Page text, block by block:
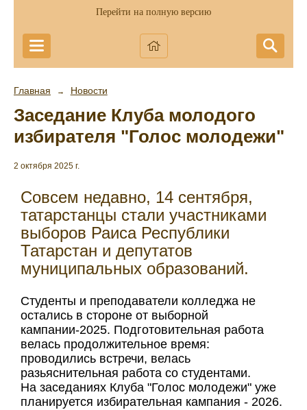
Перейти на полную версию
Главная → Новости
Заседание Клуба молодого
избирателя "Голос молодежи"
2 октября 2025 г.
Совсем недавно, 14 сентября,
татарстанцы стали участниками
выборов Раиса Республики
Татарстан и депутатов
муниципальных образований.
Студенты и преподаватели колледжа не
остались в стороне от выборной
кампании-2025. Подготовительная работа
велась продолжительное время:
проводились встречи, велась
разьяснительная работа со студентами.
На заседаниях Клуба "Голос молодежи" уже
планируется избирательная кампания - 2026.